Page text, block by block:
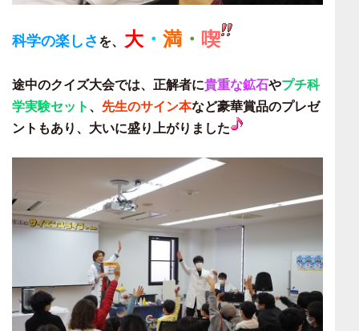
科学の楽しさ を、 大 ・ 満 ・ 喫
途中のクイズ大会では、正解者に貴重な鉱石やプチ科
学実験セット 、 先生のサイン本など豪華賞品のプレゼ
ントもあり、大いに盛り上がりました